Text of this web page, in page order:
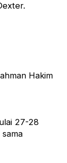
Hakim
27-28